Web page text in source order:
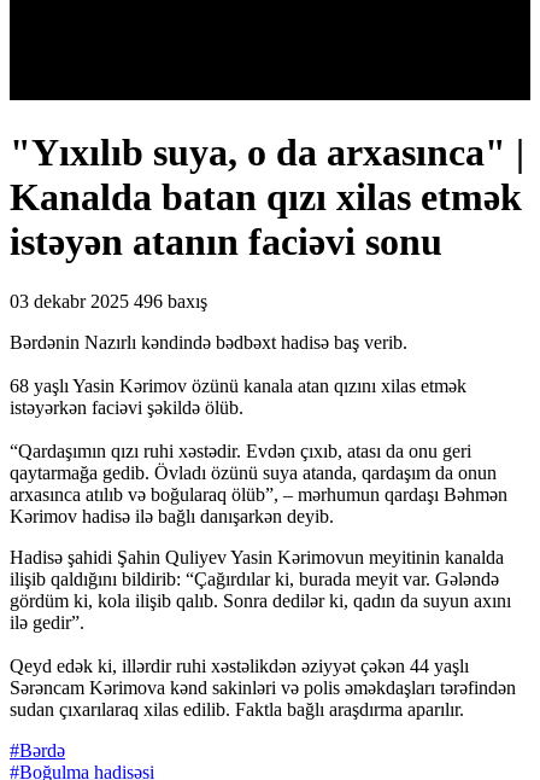
"Yıxılıb suya, o da arxasınca" |
Kanalda batan qızı xilas etmək
istəyən atanın faciəvi sonu
03 dekabr 2025 496 baxış
Bərdənin Nazırlı kəndində bədbəxt hadisə baş verib.
68 yaşlı Yasin Kərimov özünü kanala atan qızını xilas etmək
istəyərkən faciəvi şəkildə ölüb.
“Qardaşımın qızı ruhi xəstədir. Evdən çıxıb, atası da onu geri
qaytarmağa gedib. Övladı özünü suya atanda, qardaşım da onun
arxasınca atılıb və boğularaq ölüb”, – mərhumun qardaşı Bəhmən
Kərimov hadisə ilə bağlı danışarkən deyib.
Hadisə şahidi Şahin Quliyev Yasin Kərimovun meyitinin kanalda
ilişib qaldığını bildirib: “Çağırdılar ki, burada meyit var. Gələndə
gördüm ki, kola ilişib qalıb. Sonra dedilər ki, qadın da suyun axını
ilə gedir”.
Qeyd edək ki, illərdir ruhi xəstəlikdən əziyyət çəkən 44 yaşlı
Sərəncam Kərimova kənd sakinləri və polis əməkdaşları tərəfindən
sudan çıxarılaraq xilas edilib. Faktla bağlı araşdırma aparılır.
#Bərdə
#Boğulma hadisəsi